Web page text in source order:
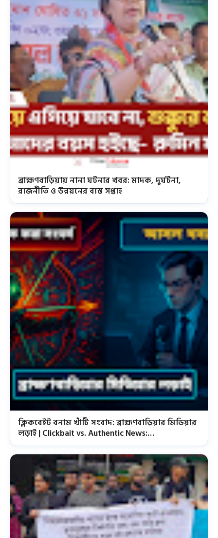
ব্রাহ্মণবাড়িয়ায় নানা ঘটনার খবর: মাদক, দুর্ঘটনা,
রাজনীতি ও উন্নয়নের ব্যস্ত সপ্তাহ
ক্লিকবেইট বনাম খাঁটি সংবাদ: ব্রাহ্মণবাড়িয়ার মিডিয়ার
লড়াই | Clickbait vs. Authentic News:
Brahmanbaria's Media